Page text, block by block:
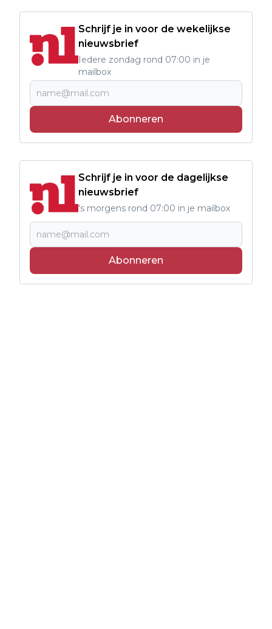
Schrijf je in voor de wekelijkse
nieuwsbrief
Iedere zondag rond 07:00 in je
mailbox
Abonneren
Schrijf je in voor de dagelijkse
nieuwsbrief
's morgens rond 07:00 in je mailbox
Abonneren